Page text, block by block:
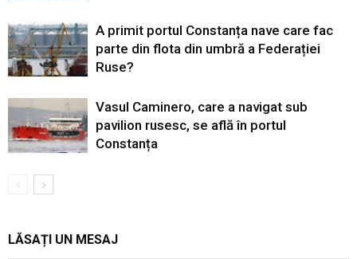
A primit portul Constanța nave care fac
parte din flota din umbră a Federației
Ruse?
Vasul Caminero, care a navigat sub
pavilion rusesc, se află în portul
Constanța
LĂSAȚI UN MESAJ